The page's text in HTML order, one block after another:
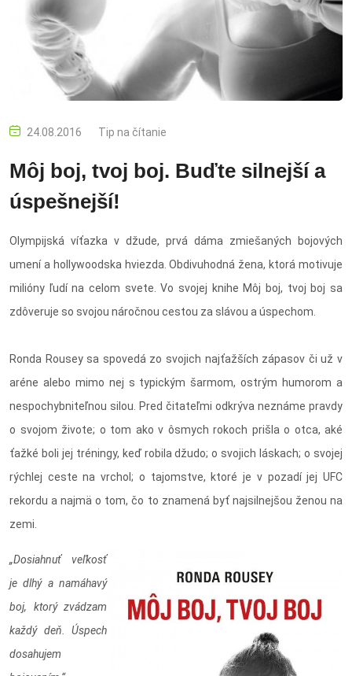
24.08.2016 Tip na čítanie
Môj boj, tvoj boj. Buďte silnejší a
úspešnejší!
Olympijská víťazka v džude, prvá dáma zmiešaných bojových
umení a hollywoodska hviezda. Obdivuhodná žena, ktorá motivuje
milióny ľudí na celom svete. Vo svojej knihe Môj boj, tvoj boj sa
zdôveruje so svojou náročnou cestou za slávou a úspechom.
Ronda Rousey sa spovedá zo svojich najťažších zápasov či už v
aréne alebo mimo nej s typickým šarmom, ostrým humorom a
nespochybniteľnou silou. Pred čitateľmi odkrýva neznáme pravdy
o svojom živote; o tom ako v ôsmych rokoch prišla o otca, aké
ťažké boli jej tréningy, keď robila džudo; o svojich láskach; o svojej
rýchlej ceste na vrchol; o tajomstve, ktoré je v pozadí jej UFC
rekordu a najmä o tom, čo to znamená byť najsilnejšou ženou na
zemi.
„Dosiahnuť veľkosť
je dlhý a namáhavý
boj, ktorý zvádzam
každý deň. Úspech
dosahujem